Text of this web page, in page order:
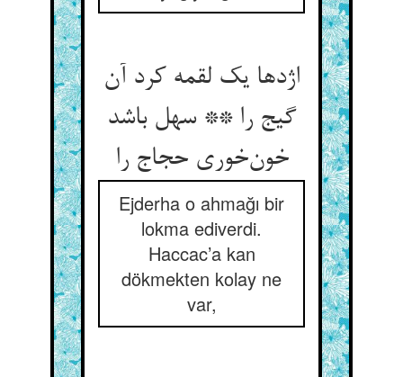
اژدها یک لقمه کرد آن
گیج را ** سهل باشد
خون‌خوری حجاج را
Ejderha o ahmağı bir
lokma ediverdi.
Haccac’a kan
dökmekten kolay ne
var,